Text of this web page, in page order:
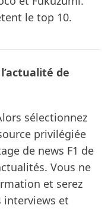
le top 10.
de
sélectionnez
privilégiée
de news F1 de
Vous ne
et serez
interviews et